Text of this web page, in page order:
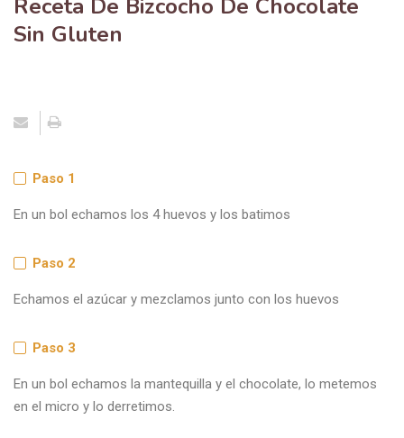
Receta De Bizcocho De Chocolate
Sin Gluten
Paso 1
En un bol echamos los 4 huevos y los batimos
Paso 2
Echamos el azúcar y mezclamos junto con los huevos
Paso 3
En un bol echamos la mantequilla y el chocolate, lo metemos
en el micro y lo derretimos.